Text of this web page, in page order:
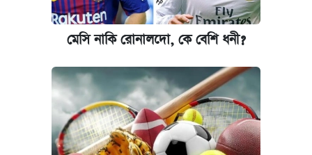
মেসি নাকি রোনালদো, কে বেশি ধনী?